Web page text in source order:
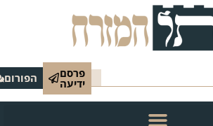
פרסם
ידיעה הפורום